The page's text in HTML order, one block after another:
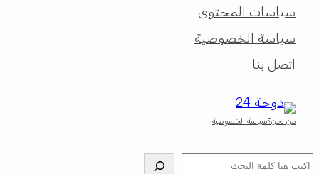
سياسات المحتوى
سياسة الخصوصية
اتصل بنا
من نحن؟سياسة الخصوصية
البحث